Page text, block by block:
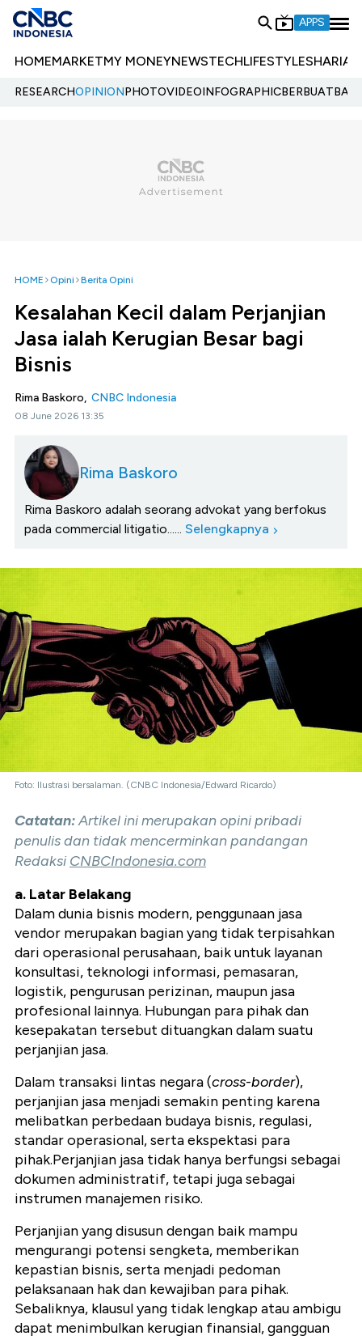
APPS
HOMEMARKETMY MONEYNEWSTECHLIFESTYLESHARIA
RESEARCHOPINIONPHOTOVIDEOINFOGRAPHIC
HOME Opini Berita Opini
Kesalahan Kecil dalam Perjanjian
Jasa ialah Kerugian Besar bagi
Bisnis
Rima Baskoro, CNBC Indonesia
08 June 2026 13:35
Rima Baskoro
Rima Baskoro adalah seorang advokat yang berfokus
pada commercial litigatio...... Selengkapnya
Foto: Ilustrasi bersalaman. (CNBC Indonesia/Edward Ricardo)
Catatan:Artikel ini merupakan opini pribadi
penulis dan tidak mencerminkan pandangan
Redaksi CNBCIndonesia.com
a. Latar Belakang
Dalam dunia bisnis modern, penggunaan jasa
vendor merupakan bagian yang tidak terpisahkan
dari operasional perusahaan, baik untuk layanan
konsultasi, teknologi informasi, pemasaran,
logistik, pengurusan perizinan, maupun jasa
profesional lainnya. Hubungan para pihak dan
kesepakatan tersebut dituangkan dalam suatu
perjanjian jasa.
Dalam transaksi lintas negara (cross-border),
perjanjian jasa menjadi semakin penting karena
melibatkan perbedaan budaya bisnis, regulasi,
standar operasional, serta ekspektasi para
pihak.Perjanjian jasa tidak hanya berfungsi sebagai
dokumen administratif, tetapi juga sebagai
instrumen manajemen risiko.
Perjanjian yang disusun dengan baik mampu
mengurangi potensi sengketa, memberikan
kepastian bisnis, serta menjadi pedoman
pelaksanaan hak dan kewajiban para pihak.
Sebaliknya, klausul yang tidak lengkap atau ambigu
dapat menimbulkan kerugian finansial, gangguan